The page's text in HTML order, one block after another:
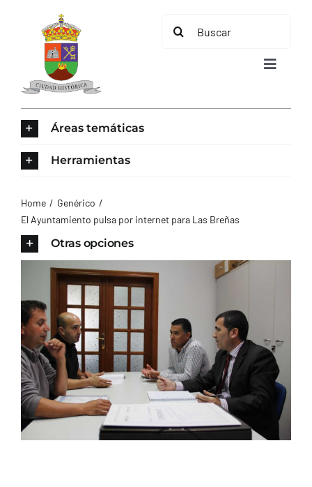
contenido
Buscar:
Toggle
AYUNTAMIENTO
CONTACTO
Áreas temáticas
Herramientas
Home
Genérico
El Ayuntamiento pulsa por internet para Las Breñas
Otras opciones